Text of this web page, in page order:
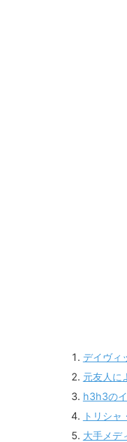
デイヴィ
元友人に
h3h3の
トリシャ
大手メデ